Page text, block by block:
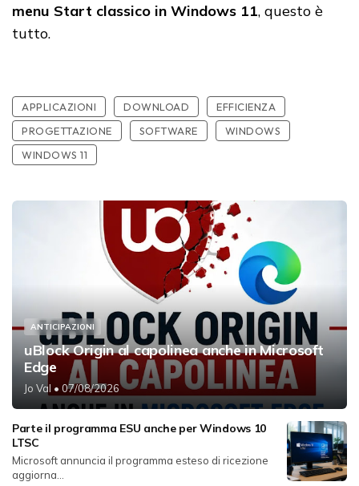
menu Start classico in Windows 11, questo è
tutto.
APPLICAZIONI DOWNLOAD
EFFICIENZA
PROGETTAZIONE
SOFTWARE
WINDOWS
WINDOWS 11
ANTICIPAZIONI
uBlock Origin al capolinea anche in Microsoft
Edge
Jo Val • 07/08/2026
Parte il programma ESU anche per Windows 10
LTSC
Microsoft annuncia il programma esteso di ricezione
aggiorna...